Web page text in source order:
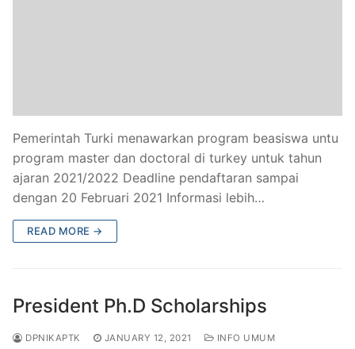
Pemerintah Turki menawarkan program beasiswa untu
program master dan doctoral di turkey untuk tahun
ajaran 2021/2022 Deadline pendaftaran sampai
dengan 20 Februari 2021 Informasi lebih…
READ MORE →
President Ph.D Scholarships
DPNIKAPTK JANUARY 12, 2021
INFO UMUM